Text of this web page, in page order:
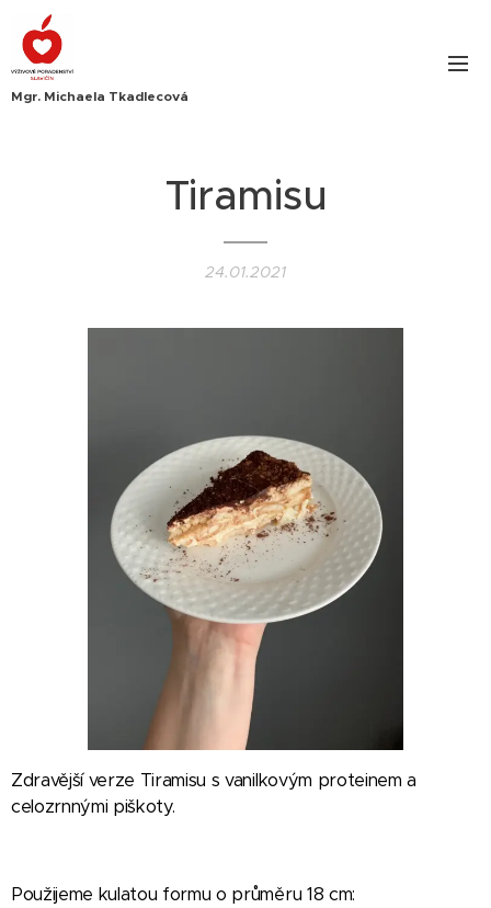
Mgr. Michaela Tkadlecová
Tiramisu
24.01.2021
Zdravější verze Tiramisu s vanilkovým proteinem a
celozrnnými piškoty.
Použijeme kulatou formu o průměru 18 cm: